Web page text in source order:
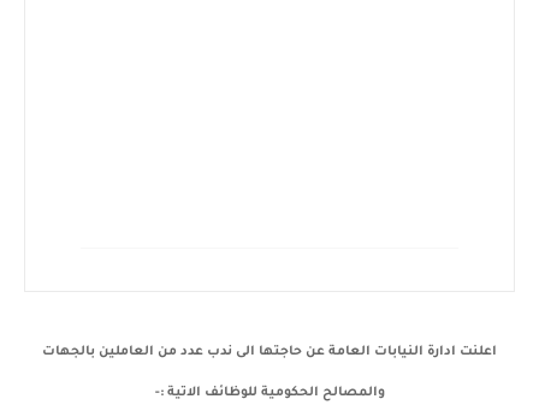
اعلنت ادارة النيابات العامة عن حاجتها الى ندب عدد من العاملين بالجهات
والمصالح الحكومية للوظائف الاتية :-